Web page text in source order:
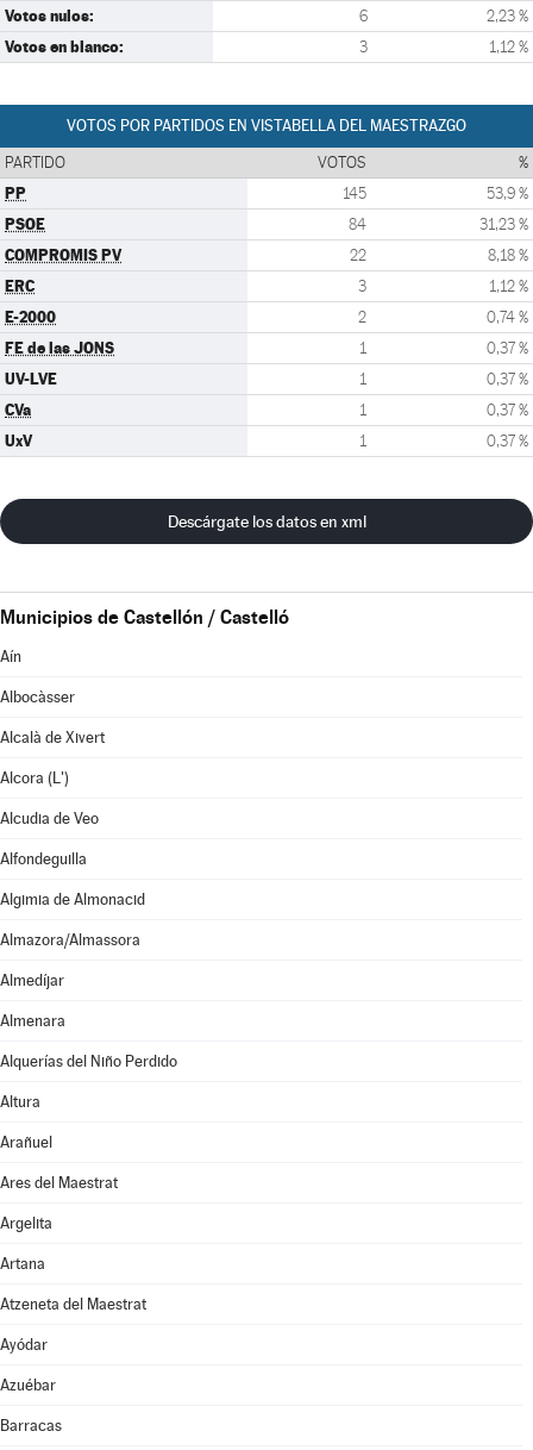
Votos nulos: 6 2,23 %
Votos en blanco: 3 1,12 %
VOTOS POR PARTIDOS EN VISTABELLA DEL MAESTRAZGO
PARTIDO VOTOS %
PP 145 53,9 %
PSOE 84 31,23 %
COMPROMIS PV 22 8,18 %
ERC 3 1,12 %
E-2000 2 0,74 %
FE de las JONS 1 0,37 %
UV-LVE 1 0,37 %
CVa 1 0,37 %
UxV 1 0,37 %
Descárgate los datos en xml
Municipios de Castellón / Castelló
Aín
Albocàsser
Alcalà de Xivert
Alcora (L')
Alcudia de Veo
Alfondeguilla
Algimia de Almonacid
Almazora/Almassora
Almedíjar
Almenara
Alquerías del Niño Perdido
Altura
Arañuel
Ares del Maestrat
Argelita
Artana
Atzeneta del Maestrat
Ayódar
Azuébar
Barracas